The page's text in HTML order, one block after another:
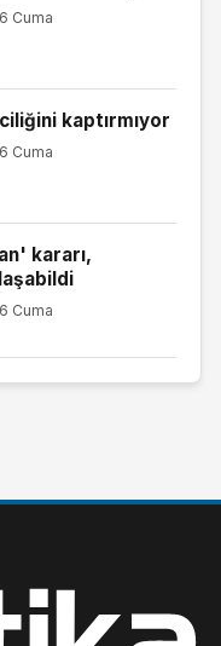
Cuma
kaptırmıyor
Cuma
kararı,
Cuma